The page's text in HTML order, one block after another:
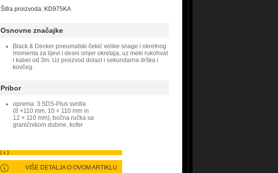
Šifra proizvoda: KD975KA
Osnovne značajke
Black & Decker pneumatski čekić velike snage i okretnog
momenta za lijevi i desni smjer okretaja, uz meki rukohvat
i kabel od 3m. Uz proizvod dolazi i sekundarna drška i
kovčeg.
Pribor
oprema: 3 SDS-Plus svrdla
(8 ×110 mm, 10 × 110 mm in
12 × 110 mm), bočna ručka sa
graničnikom dubine, kofer
VIŠE DETALJA O OVOM ARTIKLU